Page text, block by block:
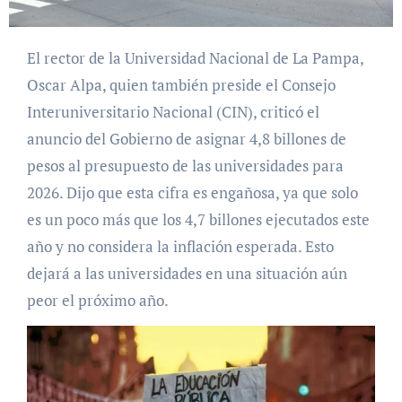
El rector de la Universidad Nacional de La Pampa,
Oscar Alpa, quien también preside el Consejo
Interuniversitario Nacional (CIN), criticó el
anuncio del Gobierno de asignar 4,8 billones de
pesos al presupuesto de las universidades para
2026. Dijo que esta cifra es engañosa, ya que solo
es un poco más que los 4,7 billones ejecutados este
año y no considera la inflación esperada. Esto
dejará a las universidades en una situación aún
peor el próximo año.